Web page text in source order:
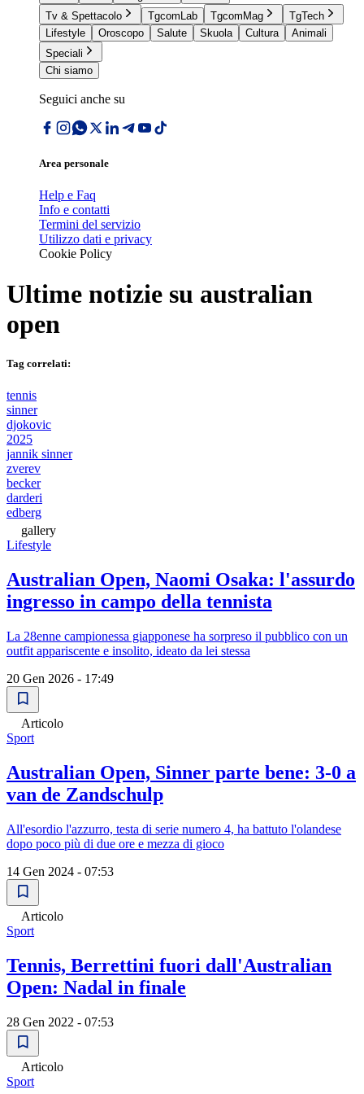
Tv & Spettacolo
TgcomLab TgcomMag
TgTech
Lifestyle
Oroscopo Salute Skuola Cultura
Animali
Speciali
Chi siamo
Seguici anche su
Area personale
Help e Faq
Info e contatti
Termini del servizio
Utilizzo dati e privacy
Cookie Policy
Ultime notizie su australian
open
Tag correlati:
tennis
sinner
djokovic
2025
jannik sinner
zverev
becker
darderi
edberg
gallery
Lifestyle
Australian Open, Naomi Osaka: l'assurdo
ingresso in campo della tennista
La 28enne campionessa giapponese ha sorpreso il pubblico con un
outfit appariscente e insolito, ideato da lei stessa
20 Gen 2026 - 17:49
Articolo
Sport
Australian Open, Sinner parte bene: 3-0 a
van de Zandschulp
All'esordio l'azzurro, testa di serie numero 4, ha battuto l'olandese
dopo poco più di due ore e mezza di gioco
14 Gen 2024 - 07:53
Articolo
Sport
Tennis, Berrettini fuori dall'Australian
Open: Nadal in finale
28 Gen 2022 - 07:53
Articolo
Sport